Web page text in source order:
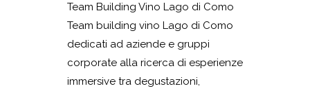
Team Building Vino Lago di Como
Team building vino Lago di Como
dedicati ad aziende e gruppi
corporate alla ricerca di esperienze
immersive tra degustazioni,